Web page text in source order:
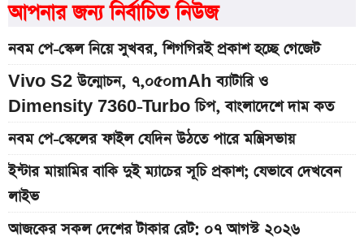
আপনার জন্য নির্বাচিত নিউজ
নবম পে-স্কেল নিয়ে সুখবর, শিগগিরই প্রকাশ হচ্ছে গেজেট
Vivo S2 উন্মোচন, ৭,০৫০mAh ব্যাটারি ও
Dimensity 7360-Turbo চিপ, বাংলাদেশে দাম কত
নবম পে-স্কেলের ফাইল যেদিন উঠতে পারে মন্ত্রিসভায়
ইন্টার মায়ামির বাকি দুই ম্যাচের সূচি প্রকাশ; যেভাবে দেখবেন
লাইভ
আজকের সকল দেশের টাকার রেট: ০৭ আগস্ট ২০২৬